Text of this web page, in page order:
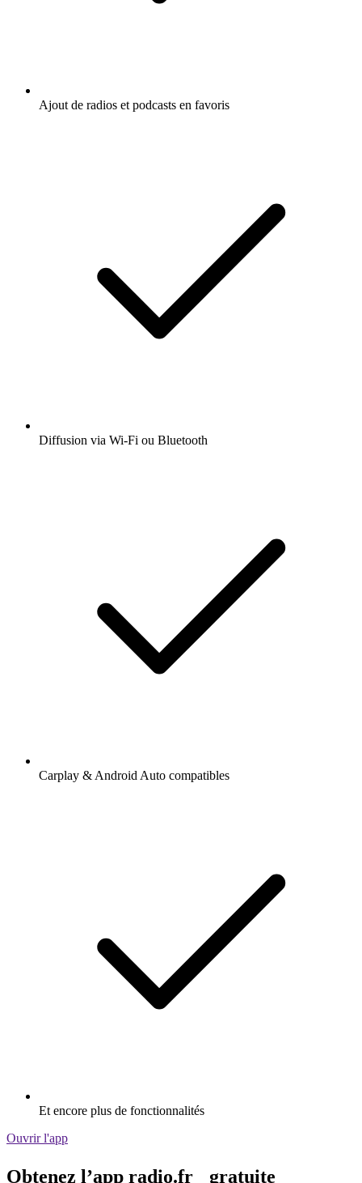
Ajout de radios et podcasts en favoris
Diffusion via Wi-Fi ou Bluetooth
Carplay & Android Auto compatibles
Et encore plus de fonctionnalités
Ouvrir l'app
Obtenez l’app radio.fr gratuite